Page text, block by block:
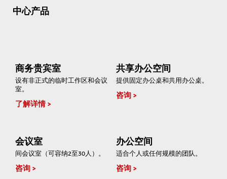
中心产品
商务贵宾室
设有非正式的临时工作区和会议
室。
了解详情
共享办公空间
提供固定办公桌和共用办公桌。
咨询
会议室
间会议室（可容纳2至30人）。
咨询
办公空间
适合个人或任何规模的团队。
咨询